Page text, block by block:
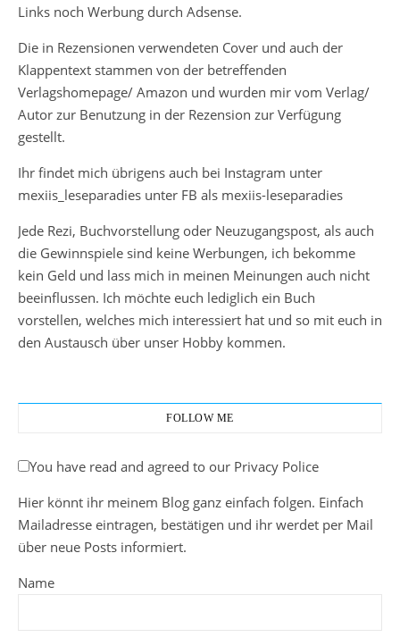
Links noch Werbung durch Adsense.
Die in Rezensionen verwendeten Cover und auch der
Klappentext stammen von der betreffenden
Verlagshomepage/ Amazon und wurden mir vom Verlag/
Autor zur Benutzung in der Rezension zur Verfügung
gestellt.
Ihr findet mich übrigens auch bei Instagram unter
mexiis_leseparadies unter FB als mexiis-leseparadies
Jede Rezi, Buchvorstellung oder Neuzugangspost, als auch
die Gewinnspiele sind keine Werbungen, ich bekomme
kein Geld und lass mich in meinen Meinungen auch nicht
beeinflussen. Ich möchte euch lediglich ein Buch
vorstellen, welches mich interessiert hat und so mit euch in
den Austausch über unser Hobby kommen.
FOLLOW ME
You have read and agreed to our Privacy Police
Hier könnt ihr meinem Blog ganz einfach folgen. Einfach
Mailadresse eintragen, bestätigen und ihr werdet per Mail
über neue Posts informiert.
Name